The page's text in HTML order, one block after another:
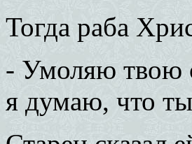
Тогда раба
- Умоляю твою
я думаю, что